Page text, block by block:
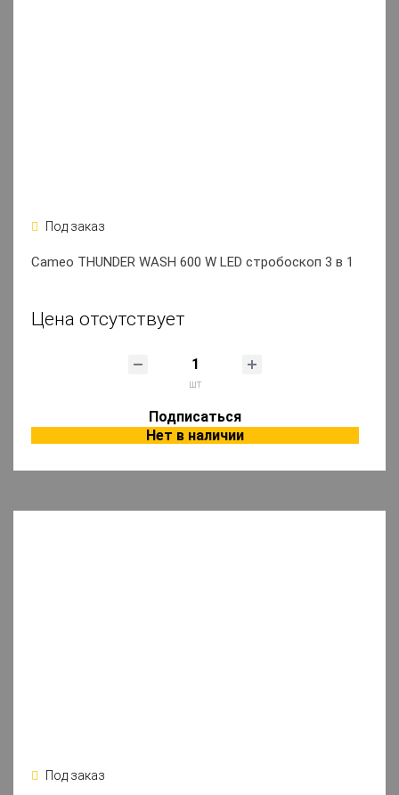
Под заказ
Cameo THUNDER WASH 600 W LED стробоскоп 3 в 1
Цена отсутствует
шт
Подписаться
Нет в наличии
Под заказ